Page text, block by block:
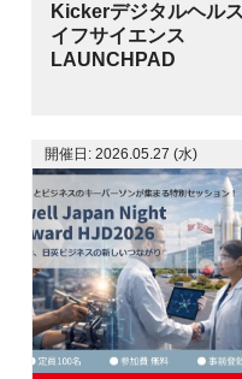
Kickerデジタルヘル
イフサイエンス
LAUNCHPAD
開催日: 2026.05.27 (水)